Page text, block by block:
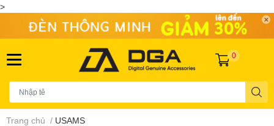
>
0
Trang chủ / USAMS